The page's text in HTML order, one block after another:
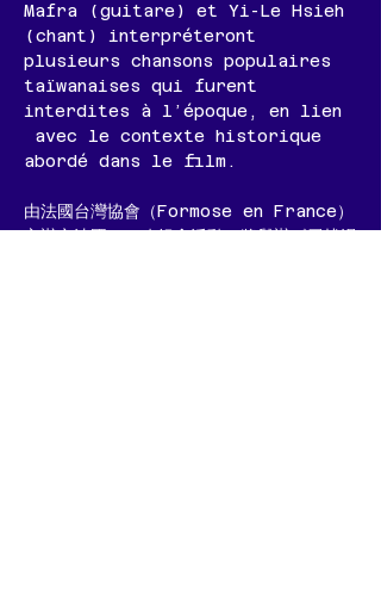
Mafra (guitare) et Yi-Le Hsieh
(chant) interpréteront
plusieurs chansons populaires
taïwanaises qui furent
interdites à l’époque, en lien
avec le contexte historique
abordé dans le film.
由法國台灣協會（Formose en France）
主辦之法國二二八紀念活動，將舉辦《尋找湯